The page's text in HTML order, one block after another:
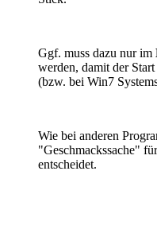
Ggf. muss dazu nur im
werden, damit der
(bzw. bei Win7
Wie bei anderen
"Geschmackssache"
entscheidet.